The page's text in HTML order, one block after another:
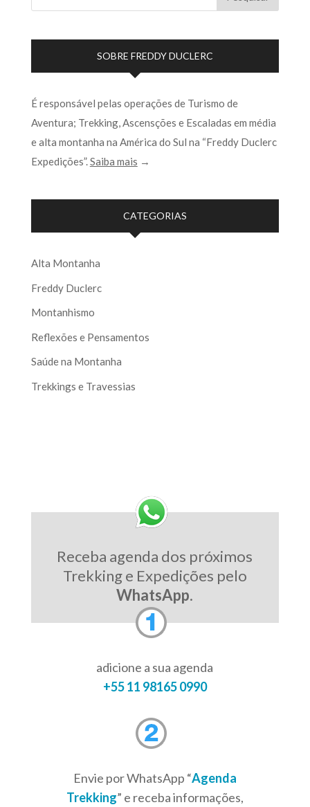
SOBRE FREDDY DUCLERC
É responsável pelas operações de Turismo de
Aventura; Trekking, Ascensções e Escaladas em média
e alta montanha na América do Sul na “Freddy Duclerc
Expedições”.Saiba mais →
CATEGORIAS
Alta Montanha
Freddy Duclerc
Montanhismo
Reflexões e Pensamentos
Saúde na Montanha
Trekkings e Travessias
Receba agenda dos próximos
Trekking e Expedições pelo
WhatsApp.
adicione a sua agenda
+55 11 98165 0990
Envie por WhatsApp “Agenda
Trekking” e receba informações,